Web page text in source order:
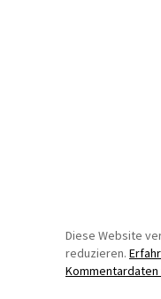
Diese Website
reduzieren.